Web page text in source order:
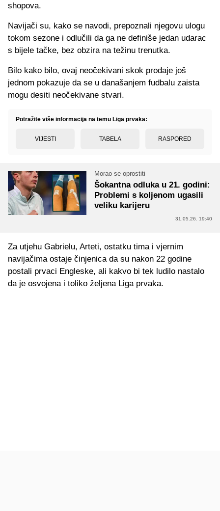
shopova.
Navijači su, kako se navodi, prepoznali njegovu ulogu
tokom sezone i odlučili da ga ne definiše jedan udarac
s bijele tačke, bez obzira na težinu trenutka.
Bilo kako bilo, ovaj neočekivani skok prodaje još
jednom pokazuje da se u današanjem fudbalu zaista
mogu desiti neočekivane stvari.
Potražite više informacija na temu Liga prvaka:
VIJESTI TABELA RASPORED
Morao se oprostiti
Šokantna odluka u 21. godini:
Problemi s koljenom ugasili
veliku karijeru
31.05.26. 19:40
Za utjehu Gabrielu, Arteti, ostatku tima i vjernim
navijačima ostaje činjenica da su nakon 22 godine
postali prvaci Engleske, ali kakvo bi tek ludilo nastalo
da je osvojena i toliko željena Liga prvaka.